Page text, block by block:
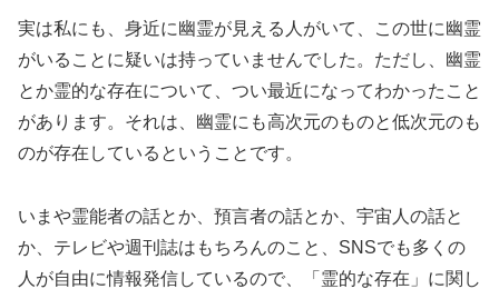
実は私にも、身近に幽霊が見える人がいて、この世に幽霊
がいることに疑いは持っていませんでした。ただし、幽霊
とか霊的な存在について、つい最近になってわかったこと
があります。それは、幽霊にも高次元のものと低次元のも
のが存在しているということです。
いまや霊能者の話とか、預言者の話とか、宇宙人の話と
か、テレビや週刊誌はもちろんのこと、SNSでも多くの
人が自由に情報発信しているので、「霊的な存在」に関し